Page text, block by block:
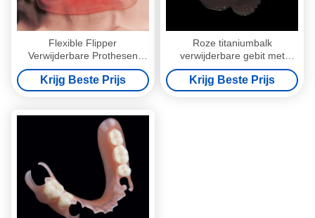
Flexible Flipper
Verwijderbare Prothesen
Klinische Verwijderbare
Gedeeltelijke Prothese
Krijg Beste Prijs
Roze titaniumbalk
verwijderbare gebit met
acrylprothese afwerking
Krijg Beste Prijs